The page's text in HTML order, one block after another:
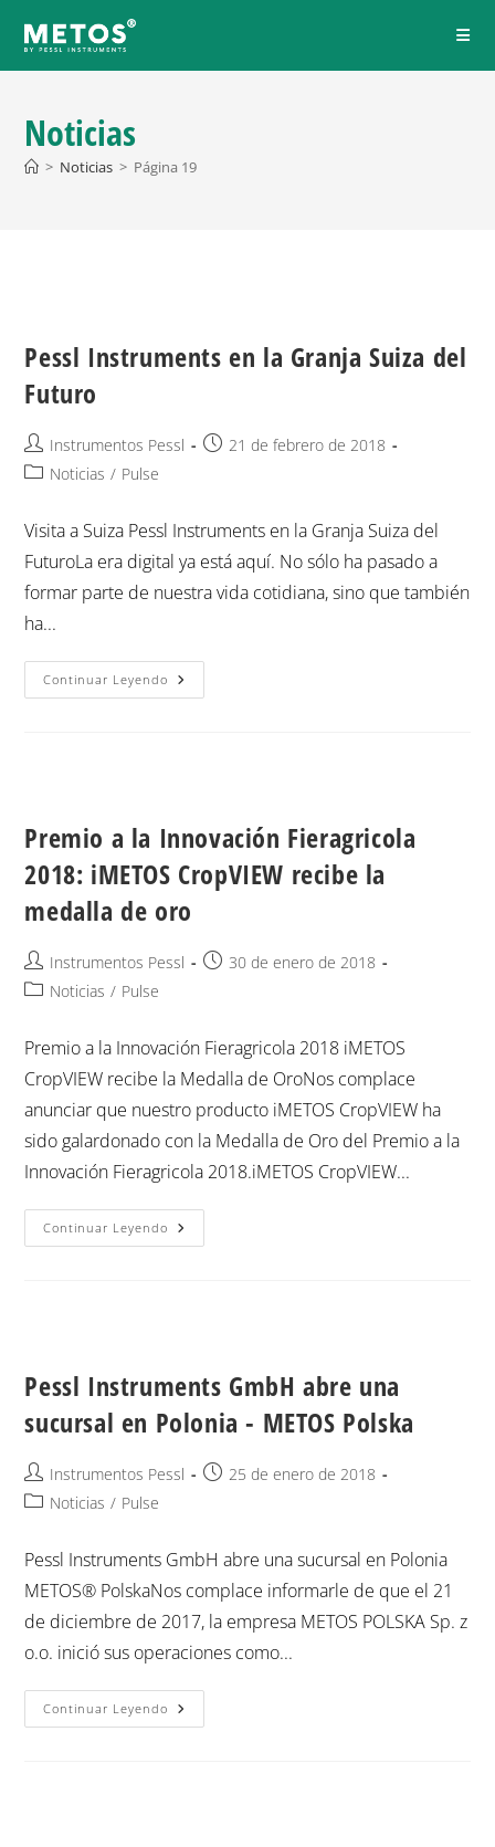
Noticias
> Noticias > Página 19
Pessl Instruments en la Granja Suiza del
Futuro
Instrumentos Pessl
21 de febrero de 2018
Noticias / Pulse
Visita a Suiza Pessl Instruments en la Granja Suiza del
FuturoLa era digital ya está aquí. No sólo ha pasado a
formar parte de nuestra vida cotidiana, sino que también
ha...
Continuar Leyendo
Premio a la Innovación Fieragricola
2018: iMETOS CropVIEW recibe la
medalla de oro
Instrumentos Pessl
30 de enero de 2018
Noticias / Pulse
Premio a la Innovación Fieragricola 2018 iMETOS
CropVIEW recibe la Medalla de OroNos complace
anunciar que nuestro producto iMETOS CropVIEW ha
sido galardonado con la Medalla de Oro del Premio a la
Innovación Fieragricola 2018.iMETOS CropVIEW...
Continuar Leyendo
Pessl Instruments GmbH abre una
sucursal en Polonia - METOS Polska
Instrumentos Pessl
25 de enero de 2018
Noticias / Pulse
Pessl Instruments GmbH abre una sucursal en Polonia
METOS® PolskaNos complace informarle de que el 21
de diciembre de 2017, la empresa METOS POLSKA Sp. z
o.o. inició sus operaciones como...
Continuar Leyendo